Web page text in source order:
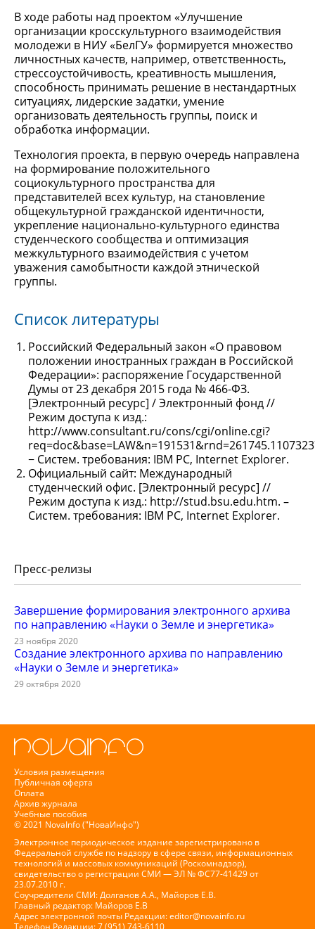
В ходе работы над проектом «Улучшение
организации кросскультурного взаимодействия
молодежи в НИУ «БелГУ» формируется множество
личностных качеств, например, ответственность,
стрессоустойчивость, креативность мышления,
способность принимать решение в нестандартных
ситуациях, лидерские задатки, умение
организовать деятельность группы, поиск и
обработка информации.
Технология проекта, в первую очередь направлена
на формирование положительного
социокультурного пространства для
представителей всех культур, на становление
общекультурной гражданской идентичности,
укрепление национально-культурного единства
студенческого сообщества и оптимизация
межкультурного взаимодействия с учетом
уважения самобытности каждой этнической
группы.
Список литературы
Российский Федеральный закон «О правовом
положении иностранных граждан в Российской
Федерации»: распоряжение Государственной
Думы от 23 декабря 2015 года № 466-ФЗ.
[Электронный ресурс] / Электронный фонд //
Режим доступа к изд.:
http://www.consultant.ru/cons/cgi/online.cgi?
− Систем. требования: IBM PC, Internet Explorer.
Официальный сайт: Международный
студенческий офис. [Электронный ресурс] //
Режим доступа к изд.: http://stud.bsu.edu.htm. –
Систем. требования: IBM PC, Internet Explorer.
Пресс-релизы
Завершение формирования электронного архива
по направлению «Науки о Земле и энергетика»
23 ноября 2020
Создание электронного архива по направлению
«Науки о Земле и энергетика»
29 октября 2020
Условия размещения
Публичная оферта
Оплата
Архив журнала
Учебные пособия
© 2021 NovaInfo ("НоваИнфо")
Электронное периодическое издание зарегистрировано в
Федеральной службе по надзору в сфере связи, информационных
технологий и массовых коммуникаций (Роскомнадзор),
свидетельство о регистрации СМИ — ЭЛ № ФС77-41429 от
23.07.2010 г.
Соучредители СМИ: Долганов А.А., Майоров Е.В.
Главный редактор: Майоров Е.В
Адрес электронной почты Редакции:editor@novainfo.ru
Телефон Редакции: 7 (951) 743-6110